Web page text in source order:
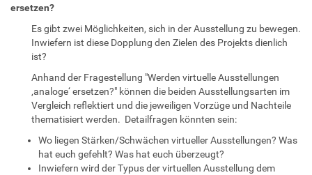
ersetzen?
Es gibt zwei Möglichkeiten, sich in der Ausstellung zu bewegen.
Inwiefern ist diese Dopplung den Zielen des Projekts dienlich
ist?
Anhand der Fragestellung "Werden virtuelle Ausstellungen
‚analoge‘ ersetzen?" können die beiden Ausstellungsarten im
Vergleich reflektiert und die jeweiligen Vorzüge und Nachteile
thematisiert werden. Detailfragen könnten sein:
Wo liegen Stärken/Schwächen virtueller Ausstellungen? Was
hat euch gefehlt? Was hat euch überzeugt?
Inwiefern wird der Typus der virtuellen Ausstellung dem